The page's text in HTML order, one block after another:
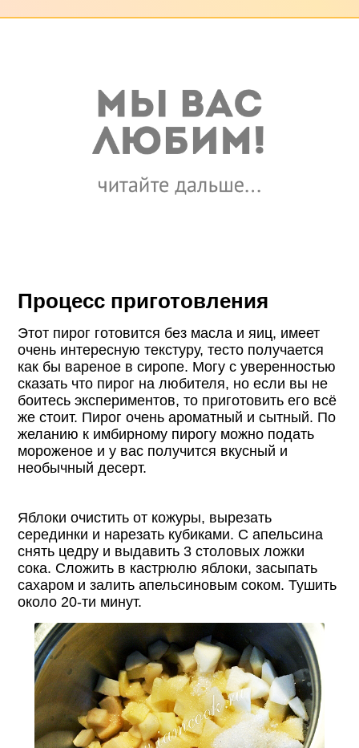
Процесс приготовления
Этот пирог готовится без масла и яиц, имеет
очень интересную текстуру, тесто получается
как бы вареное в сиропе. Могу с уверенностью
сказать что пирог на любителя, но если вы не
боитесь экспериментов, то приготовить его всё
же стоит. Пирог очень ароматный и сытный. По
желанию к имбирному пирогу можно подать
мороженое и у вас получится вкусный и
необычный десерт.
Яблоки очистить от кожуры, вырезать
серединки и нарезать кубиками. С апельсина
снять цедру и выдавить 3 столовых ложки
сока. Сложить в кастрюлю яблоки, засыпать
сахаром и залить апельсиновым соком. Тушить
около 20-ти минут.